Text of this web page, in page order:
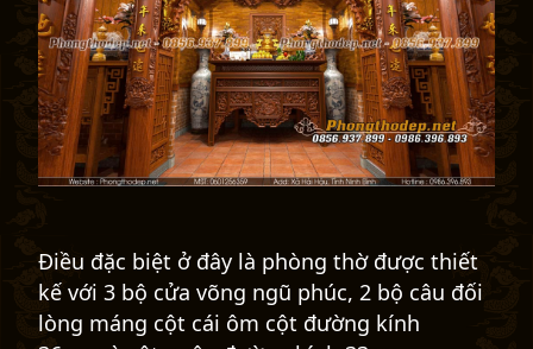
Điều đặc biệt ở đây là phòng thờ được thiết
kế với 3 bộ cửa võng ngũ phúc, 2 bộ câu đối
lòng máng cột cái ôm cột đường kính